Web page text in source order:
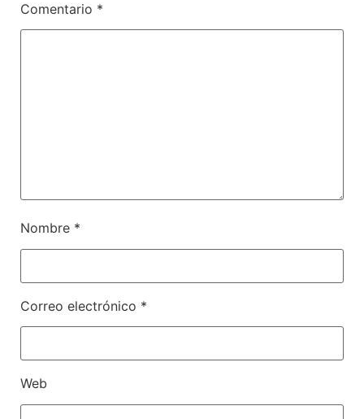
Comentario *
Nombre *
Correo electrónico *
Web